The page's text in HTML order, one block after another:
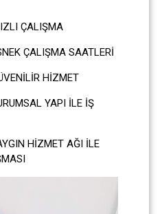
ÇALIŞMA
ÇALIŞMA SAATLERİ
HİZMET
YAPI İLE İŞ
HİZMET AĞI İLE